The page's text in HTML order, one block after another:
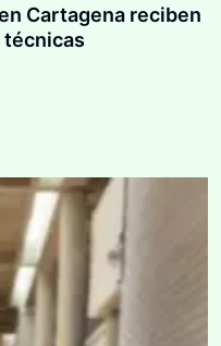
Cartagena reciben
técnicas